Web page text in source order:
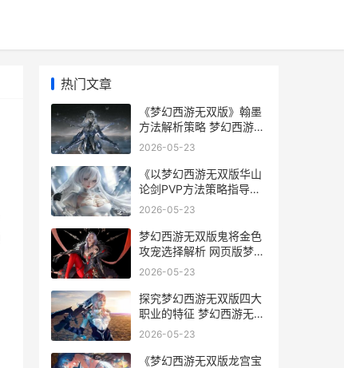
热门文章
《梦幻西游无双版》翰墨
方法解析策略 梦幻西游2
无双
2026-05-23
《以梦幻西游无双版华山
论剑PVP方法策略指导》
梦幻西游之无幻笛
2026-05-23
梦幻西游无双版鬼将金色
攻宠选择解析 网页版梦幻
西游
2026-05-23
探究梦幻西游无双版四大
职业的特征 梦幻西游无级
别是啥意思
2026-05-23
《梦幻西游无双版龙宫宝